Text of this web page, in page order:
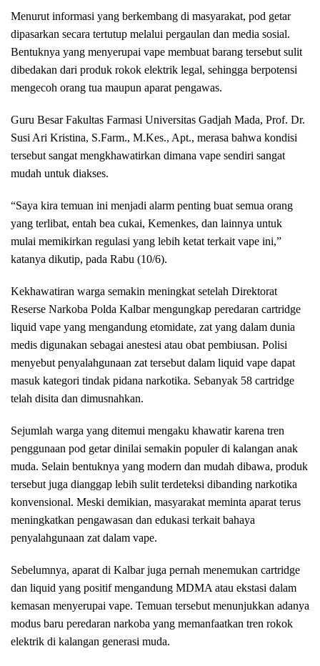
Menurut informasi yang berkembang di masyarakat, pod getar
dipasarkan secara tertutup melalui pergaulan dan media sosial.
Bentuknya yang menyerupai vape membuat barang tersebut sulit
dibedakan dari produk rokok elektrik legal, sehingga berpotensi
mengecoh orang tua maupun aparat pengawas.
Guru Besar Fakultas Farmasi Universitas Gadjah Mada, Prof. Dr.
Susi Ari Kristina, S.Farm., M.Kes., Apt., merasa bahwa kondisi
tersebut sangat mengkhawatirkan dimana vape sendiri sangat
mudah untuk diakses.
“Saya kira temuan ini menjadi alarm penting buat semua orang
yang terlibat, entah bea cukai, Kemenkes, dan lainnya untuk
mulai memikirkan regulasi yang lebih ketat terkait vape ini,”
katanya dikutip, pada Rabu (10/6).
Kekhawatiran warga semakin meningkat setelah Direktorat
Reserse Narkoba Polda Kalbar mengungkap peredaran cartridge
liquid vape yang mengandung etomidate, zat yang dalam dunia
medis digunakan sebagai anestesi atau obat pembiusan. Polisi
menyebut penyalahgunaan zat tersebut dalam liquid vape dapat
masuk kategori tindak pidana narkotika. Sebanyak 58 cartridge
telah disita dan dimusnahkan.
Sejumlah warga yang ditemui mengaku khawatir karena tren
penggunaan pod getar dinilai semakin populer di kalangan anak
muda. Selain bentuknya yang modern dan mudah dibawa, produk
tersebut juga dianggap lebih sulit terdeteksi dibanding narkotika
konvensional. Meski demikian, masyarakat meminta aparat terus
meningkatkan pengawasan dan edukasi terkait bahaya
penyalahgunaan zat dalam vape.
Sebelumnya, aparat di Kalbar juga pernah menemukan cartridge
dan liquid yang positif mengandung MDMA atau ekstasi dalam
kemasan menyerupai vape. Temuan tersebut menunjukkan adanya
modus baru peredaran narkoba yang memanfaatkan tren rokok
elektrik di kalangan generasi muda.